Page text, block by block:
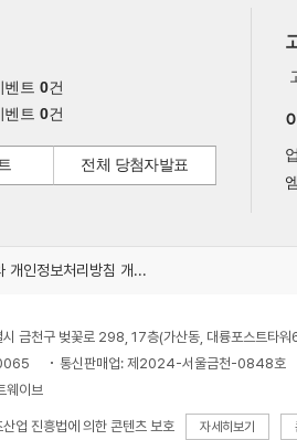
벤트 0건
벤트 0건
전체 당첨자발표
08/03(월) 다나와 개인정보처리방침 개정 안내
금천구 벚꽃로 298, 17층(가산동, 대륭포스트타워
통신판매업: 제2024-서울금천-0848호
웨이브
산업 진흥법에 의한 콘텐츠 보호 자세히보기